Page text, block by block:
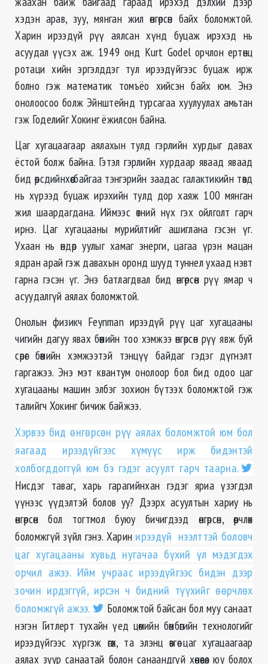
хэдэн арав, зуу, мянган жил өнгөрсөн байх боломжтой.
Харин ирээдүй рүү аялсан хүнд буцаж ирэхэд нь
асуудал үүсэх аж. 1949 онд Kurt Godel орчлон ертөнц
ротаци хийн эргэлддэг тул ирээдүйгээс буцаж ирж
болно гэж математик томъёо хийсэн байх юм. Энэ
онолоосоо болж Эйнштейнд турсагаа хуулуулах амьтан
гэж Годелийг Хокинг ёжилсон байна.
Цаг хугацаагаар аялахын тулд гэрлийн хурдыг давах
ёстой болж байна. Гэтэл гэрлийн хурдаар яваад яваад
бид өөрсдийнхөө байгаа тэнгэрийн заадас галактикийн төвд
нь хүрээд буцаж ирэхийн тулд дор хаяж 100 мянган
жил шаардагдана. Иймээс өтний нүх гэх ойлголт гарч
ирнэ. Цаг хугацааны мурийлтийг ашиглана гэсэн үг.
Ухаан нь өндөр уулыг хамаг энерги, цагаа үрэн мацан
ядран арай гэж давахын оронд шууд туннел ухаад нэвт
гарна гэсэн үг. Энэ батлагдвал бид өнгөрсөн рүү ямар ч
асуудалгүй аялах боломжтой.
Онолын физикч Feynman ирээдүй рүү цаг хугацааны
чигийн дагуу явах бөөмийн тоо хэмжээ өнгөрсөн рүү явж буй
сөрөг бөөмийн хэмжээтэй тэнцүү байдаг гэдэг дүгнэлт
гаргажээ. Энэ мэт квантум онолоор бол бид одоо цаг
хугацааны машин элбэг зохион бүтээх боломжтой гэж
талийгч Хокинг бичиж байжээ.
Хэрвээ бид өнгөрсөн рүү аялах боломжтой юм бол
яагаад ирээдүйгээс хүмүүс ирж бидэнтэй
холбогддоггүй юм бэ гэдэг асуулт гарч таарна.
Нисдэг таваг, харь гарагийнхан гэдэг яриа үзэгдэл
үүнээс үүдэлтэй болов уу? Дээрх асуултын хариу нь
өнгөрсөн бол тогтмол буюу бичигдээд өнгөрсөн, өөрчлөх
боломжгүй зүйл гэнэ. Харин ирээдүй нээлттэй боловч
цаг хугацааны хувьд нугачаа бүхий үл мэдэгдэх
орчил ажээ. Ийм учраас ирээдүйгээс бидэн дээр
зочин ирдэггүй, ирсэн ч бидний түүхийг өөрчлөх
боломжгүй ажээ.
Боломжтой байсан бол муу санаат
нэгэн Гитлерт тухайн үед цөмийн бөмбөгийн технологийг
ирээдүйгээс хүргэж өгөх, та элэнц өвгөө цаг хугацаагаар
аялах зуур санаатай болон санаандгүй хөнөөвөл юу болох